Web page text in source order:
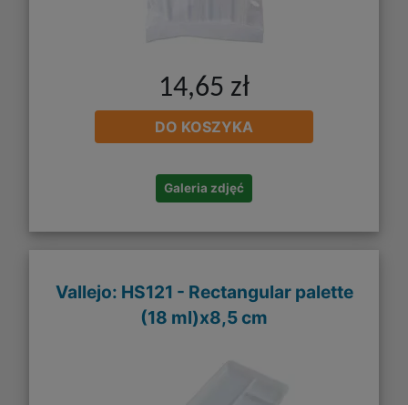
14,65 zł
DO KOSZYKA
Galeria zdjęć
Vallejo: HS121 - Rectangular palette
(18 ml)x8,5 cm